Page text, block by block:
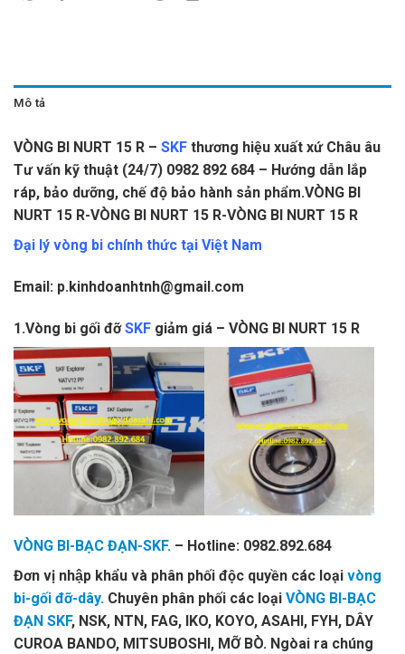
Mô tả
VÒNG BI NURT 15 R – SKF thương hiệu xuất xứ Châu âu
Tư vấn kỹ thuật (24/7) 0982 892 684 – Hướng dẫn lắp
ráp, bảo dưỡng, chế độ bảo hành sản phẩm.VÒNG BI
NURT 15 R-VÒNG BI NURT 15 R-VÒNG BI NURT 15 R
Đại lý vòng bi chính thức tại Việt Nam
Email: p.kinhdoanhtnh@gmail.com
1.Vòng bi gối đỡSKF giảm giá – VÒNG BI NURT 15 R
VÒNG BI-BẠC ĐẠN-SKF. – Hotline: 0982.892.684
Đơn vị nhập khẩu và phân phối độc quyền các loại vòng
bi-gối đỡ-dây. Chuyên phân phối các loại VÒNG BI-BẠC
ĐẠN SKF, NSK, NTN, FAG, IKO, KOYO, ASAHI, FYH, DÂY
CUROA BANDO, MITSUBOSHI, MỠ BÒ. Ngòai ra chúng